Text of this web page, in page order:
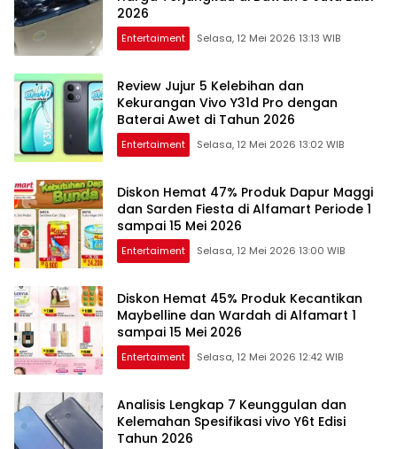
2026
Entertaiment Selasa, 12 Mei 2026 13:13 WIB
Review Jujur 5 Kelebihan dan
Kekurangan Vivo Y31d Pro dengan
Baterai Awet di Tahun 2026
Entertaiment Selasa, 12 Mei 2026 13:02 WIB
Diskon Hemat 47% Produk Dapur Maggi
dan Sarden Fiesta di Alfamart Periode 1
sampai 15 Mei 2026
Entertaiment Selasa, 12 Mei 2026 13:00 WIB
Diskon Hemat 45% Produk Kecantikan
Maybelline dan Wardah di Alfamart 1
sampai 15 Mei 2026
Entertaiment Selasa, 12 Mei 2026 12:42 WIB
Analisis Lengkap 7 Keunggulan dan
Kelemahan Spesifikasi vivo Y6t Edisi
Tahun 2026